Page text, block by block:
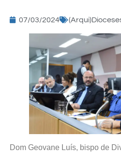
07/03/2024
Dom Geovane Luís, bispo de